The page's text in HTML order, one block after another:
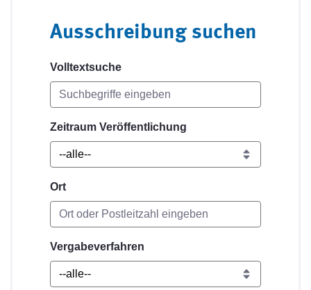
Ausschreibung suchen
Volltextsuche
Zeitraum Veröffentlichung
Ort
Vergabeverfahren